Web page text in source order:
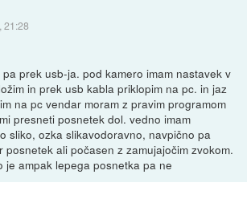
21:28
prek usb-ja. pod kamero imam nastavek v
in prek usb kabla priklopim na pc. in jaz
na pc vendar moram z pravim programom
presneti posnetek dol. vedno imam
sliko, ozka slikavodoravno, navpično pa
ali počasen z zamujajočim zvokom.
je ampak lepega posnetka pa ne